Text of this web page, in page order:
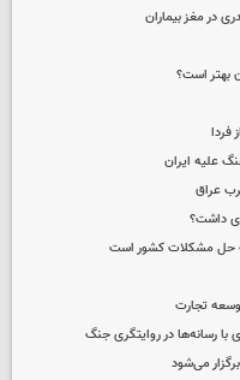
در مغز بیماران
بهتر است؟
فردا
علیه ایران
عراق
داشت؟
حل مشکلات کشور است
تجارت
رسانه‌ها در روایتگری جنگ
می‌شود